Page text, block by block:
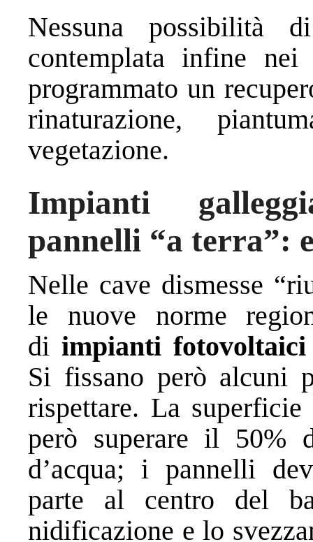
Nessuna possibilità
contemplata infine
programmato un
rinaturazione,
vegetazione.
Impianti
pannelli “a terra”:
Nelle cave dismesse
le nuove norme
di impianti
Si fissano però alcuni
rispettare. La
però superare il 50%
d’acqua; i pannelli
parte al centro del
nidificazione e lo